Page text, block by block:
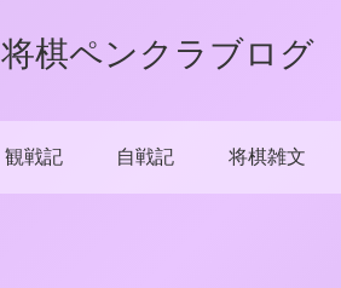
将棋ペンクラブログ
観戦記 自戦記 将棋雑文